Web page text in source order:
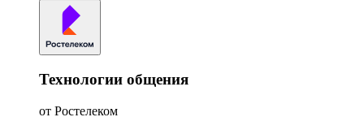
Технологии общения
от Ростелеком